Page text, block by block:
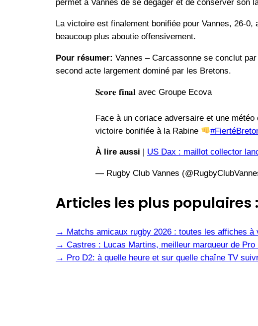
permet à Vannes de se dégager et de conserver son
La victoire est finalement bonifiée pour Vannes, 26-
beaucoup plus aboutie offensivement.
Pour résumer: Vannes – Carcassonne se conclut
second acte largement dominé par les Bretons.
𝐒𝐜𝐨𝐫𝐞 𝐟𝐢𝐧𝐚𝐥 avec Groupe Ecova
Face à un coriace adversaire et une
victoire bonifiée à la Rabine
À lire aussi US Dax : maillot collector
— Rugby Club Vannes
Articles les plus populaires :
→ Matchs amicaux rugby 2026 : toutes les affiches à
→ Castres : Lucas Martins, meilleur marqueur de
→ Pro D2: à quelle heure et sur quelle chaîne TV